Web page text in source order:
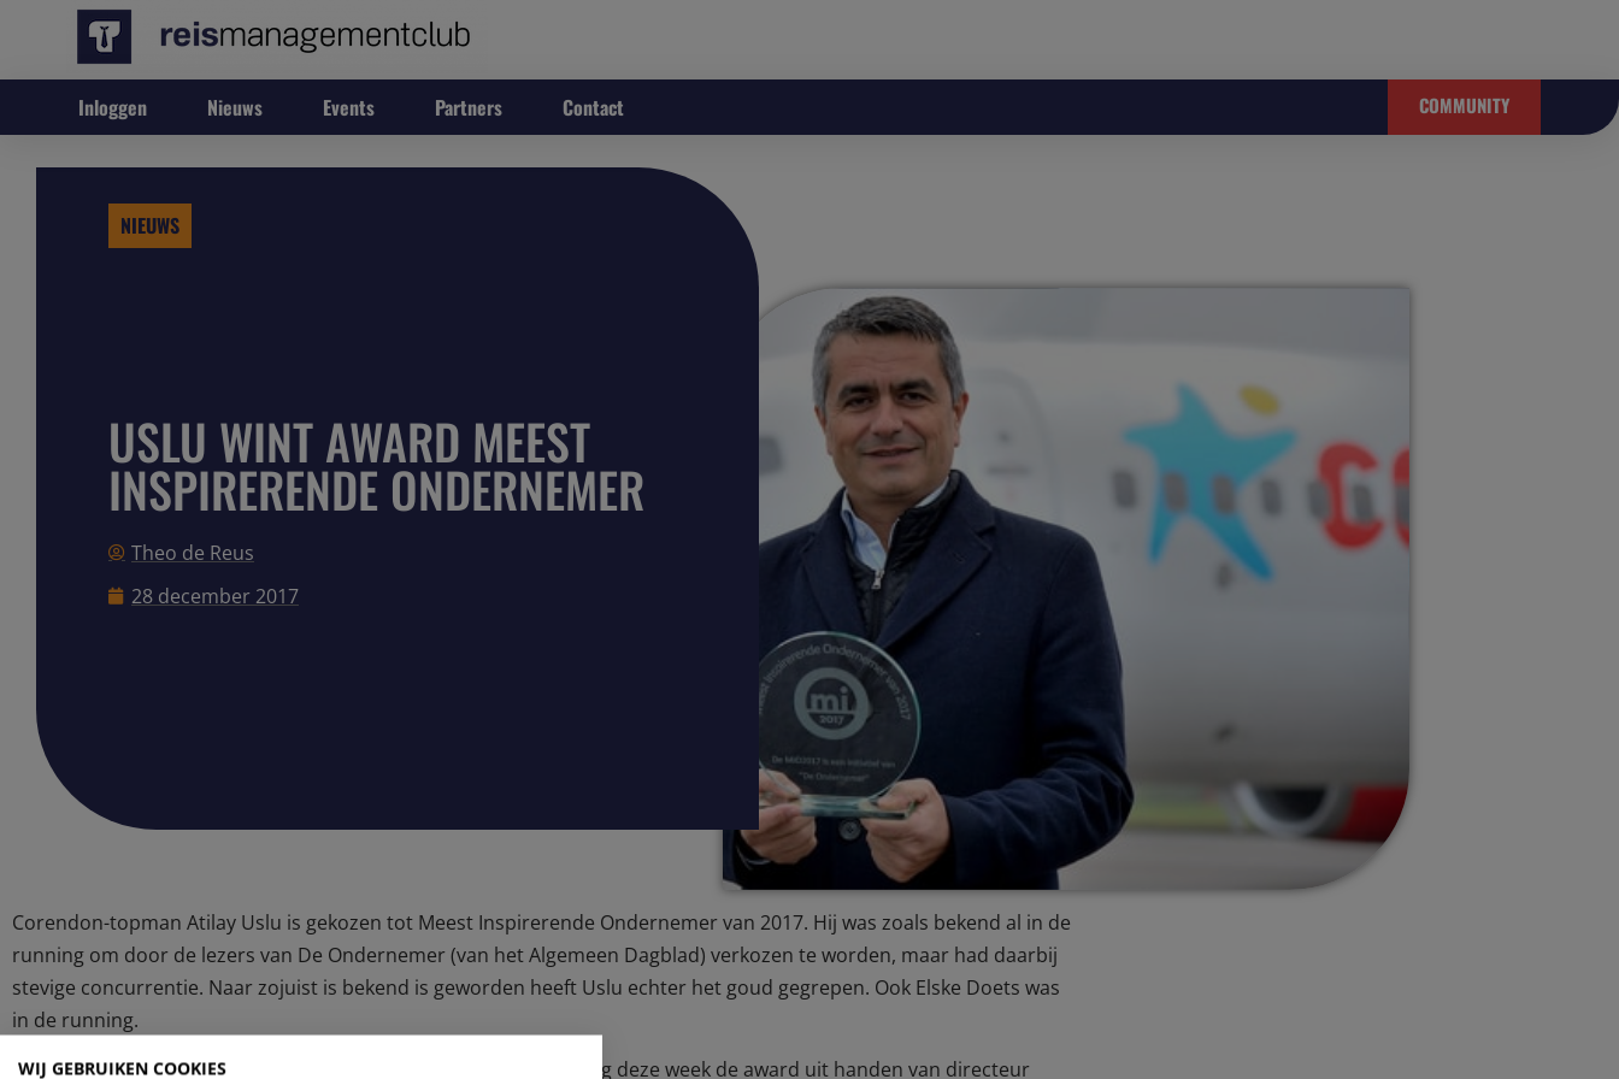
Inloggen Nieuws Events Partners Contact COMMUNITY
NIEUWS
USLU WINT AWARD MEEST
INSPIRERENDE ONDERNEMER
Theo de Reus
28 december 2017
Corendon-topman Atilay Uslu is gekozen tot Meest Inspirerende Ondernemer van 2017. Hij was zoals bekend al in de
running om door de lezers van De Ondernemer (van het Algemeen Dagblad) verkozen te worden, maar had daarbij
stevige concurrentie. Naar zojuist is bekend is geworden heeft Uslu echter het goud gegrepen. Ook Elske Doets was
in de running.
Atilay Uslu behaalde ruim 20 procent van de stemmen. Hij ontving deze week de award uit handen van directeur
WIJ GEBRUIKEN COOKIES